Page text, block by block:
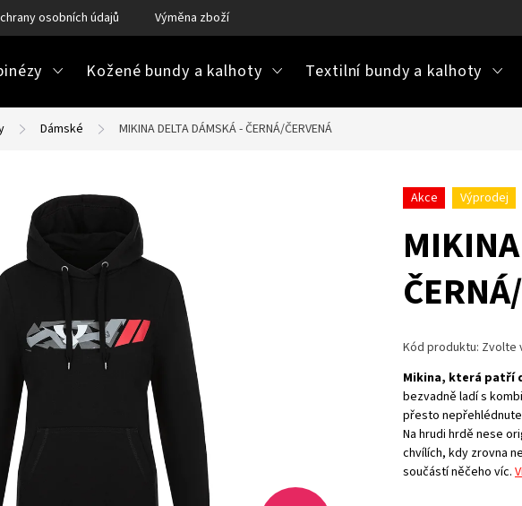
osobních údajů Výměna zboží
Kožené bundy a kalhoty Textilní bundy a kalhoty
Dámské MIKINA DELTA DÁMSKÁ - ČERNÁ/ČERVENÁ
Akce Výprodej
Kód produktu: Zvolte
Mikina, která patří
bezvadně ladí s
přesto
Na hrudi hrdě nese
chvílích, kdy zrovna
součástí něčeho víc.